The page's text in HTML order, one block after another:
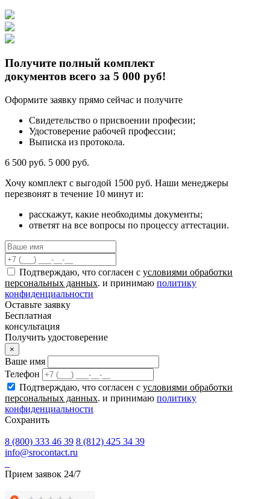
Получите полный комплект
документов всего за 5 000 руб!
Оформите заявку прямо сейчас и получите
Свидетельство о присвоении професии;
Удостоверение рабочей профессии;
Выписка из протокола.
6 500 руб. 5 000 руб.
Хочу комплект с выгодой 1500 руб. Наши менеджеры
перезвонят в течение 10 минут и:
расскажут, какие необходимы документы;
ответят на все вопросы по процессу аттестации.
Подтверждаю, что согласен с условиями обработки
персональных данных. и принимаю политику
конфиденциальности
Оставьте заявку
Бесплатная
консультация
Получить удостоверение
×
Ваше имя
Телефон
Подтверждаю, что согласен с условиями обработки
персональных данных. и принимаю политику
конфиденциальности
Сохранить
8 (800) 333 46 39 8 (812) 425 34 39
info@srocontact.ru
Прием заявок 24/7